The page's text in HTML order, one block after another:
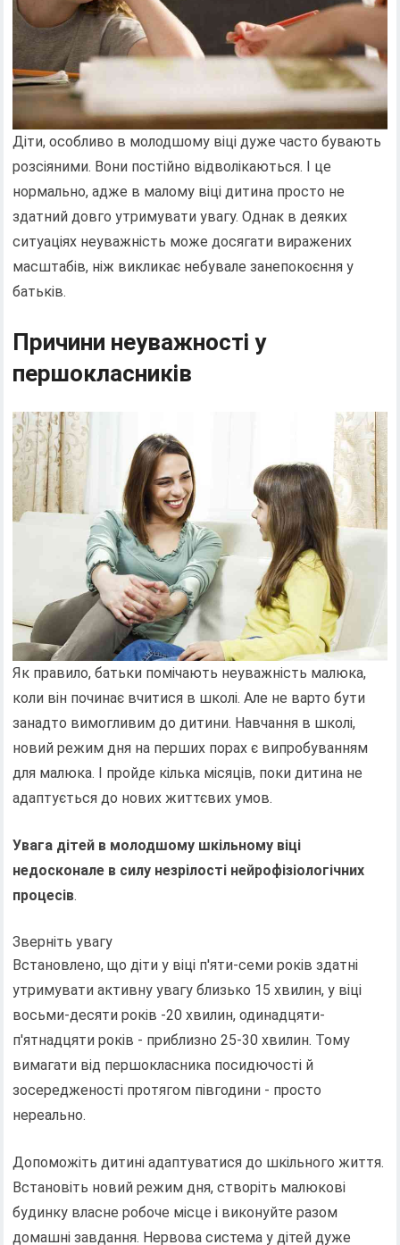
Діти, особливо в молодшому віці дуже часто бувають
розсіяними. Вони постійно відволікаються. І це
нормально, адже в малому віці дитина просто не
здатний довго утримувати увагу. Однак в деяких
ситуаціях неуважність може досягати виражених
масштабів, ніж викликає небувале занепокоєння у
батьків.
Причини неуважності у
першокласників
Як правило, батьки помічають неуважність малюка,
коли він починає вчитися в школі. Але не варто бути
занадто вимогливим до дитини. Навчання в школі,
новий режим дня на перших порах є випробуванням
для малюка. І пройде кілька місяців, поки дитина не
адаптується до нових життєвих умов.
Увага дітей в молодшому шкільному віці
недосконале в силу незрілості нейрофізіологічних
процесів.
Зверніть увагу
Встановлено, що діти у віці п'яти-семи років здатні
утримувати активну увагу близько 15 хвилин, у віці
восьми-десяти років -20 хвилин, одинадцяти-
п'ятнадцяти років - приблизно 25-30 хвилин. Тому
вимагати від першокласника посидючості й
зосередженості протягом півгодини - просто
нереально.
Допоможіть дитині адаптуватися до шкільного життя.
Встановіть новий режим дня, створіть малюкові
будинку власне робоче місце і виконуйте разом
домашні завдання. Нервова система у дітей дуже